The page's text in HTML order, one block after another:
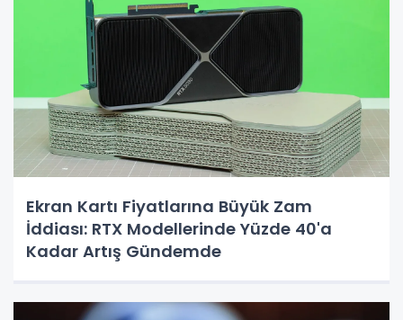
Ekran Kartı Fiyatlarına Büyük Zam
İddiası: RTX Modellerinde Yüzde 40'a
Kadar Artış Gündemde